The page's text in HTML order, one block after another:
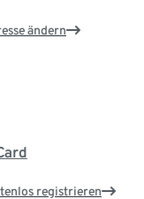
ändern
registrieren